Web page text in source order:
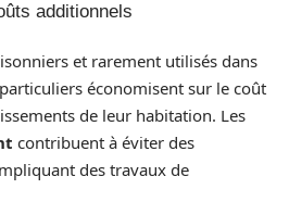
additionnels
et rarement utilisés dans
économisent sur le coût
de leur habitation. Les
contribuent à éviter des
des travaux de